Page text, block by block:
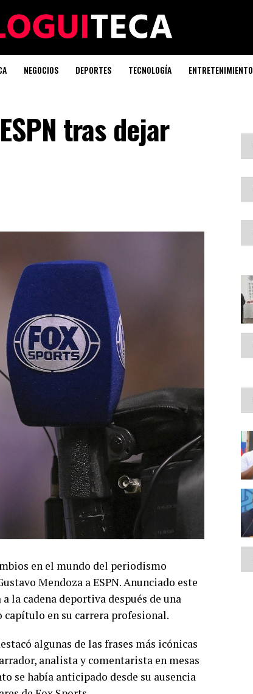
NEGOCIOS DEPORTES TECNOLOGÍA ENTRETENIMIENTO
tras dejar
en el mundo del periodismo
Mendoza a ESPN. Anunciado este
la cadena deportiva después de una
en su carrera profesional.
algunas de las frases más icónicas
analista y comentarista en mesas
se había anticipado desde su ausencia